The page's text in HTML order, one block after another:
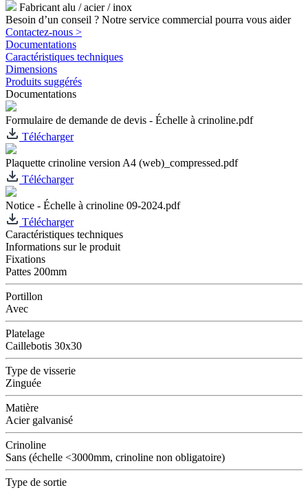
Fabricant alu / acier / inox
Besoin d’un conseil ? Notre service commercial pourra vous aider
Contactez-nous >
Documentations
Caractéristiques techniques
Dimensions
Produits suggérés
Documentations
Formulaire de demande de devis - Échelle à crinoline.pdf
Télécharger
Plaquette crinoline version A4 (web)_compressed.pdf
Télécharger
Notice - Échelle à crinoline 09-2024.pdf
Télécharger
Caractéristiques techniques
Informations sur le produit
Fixations
Pattes 200mm
Portillon
Avec
Platelage
Caillebotis 30x30
Type de visserie
Zinguée
Matière
Acier galvanisé
Crinoline
Sans (échelle <3000mm, crinoline non obligatoire)
Type de sortie